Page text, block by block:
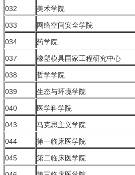
032 美术学院
033 网络空间安全学院
034 药学院
037 橡塑模具国家工程研究中心
038 哲学学院
039 生态与环境学院
040 医学科学院
043 马克思主义学院
044 第一临床医学院
045 第二临床医学院